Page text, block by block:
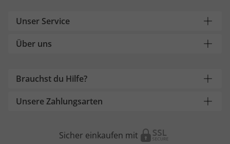
Unser Service
Über uns
Brauchst du Hilfe?
Unsere Zahlungsarten
Sicher einkaufen mit